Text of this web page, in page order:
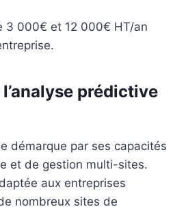
3 000€ et 12 000€ HT/an
prédictive
démarque par ses capacités
et de gestion multi-sites.
aux entreprises
nombreux sites de